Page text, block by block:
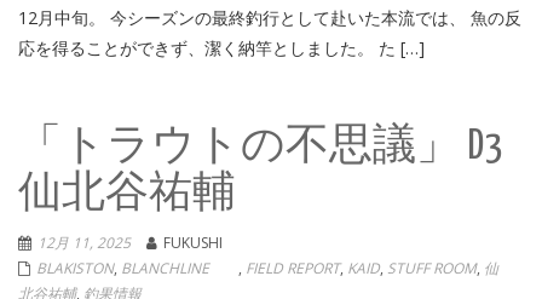
12月中旬。 今シーズンの最終釣行として赴いた本流では、 魚の反
応を得ることができず、潔く納竿としました。 た […]
「トラウトの不思議」 D3
仙北谷祐輔
12月 11, 2025
FUKUSHI
BLAKISTON, BLANCHLINE , FIELD REPORT, KAID, STUFF ROOM, 仙
北谷祐輔, 釣果情報